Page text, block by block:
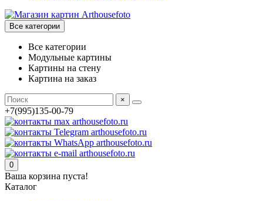
Все категории
Все категории
Модульные картины
Картины на стену
Картина на заказ
×
+7(995)135-00-79
0
Ваша корзина пуста!
Каталог